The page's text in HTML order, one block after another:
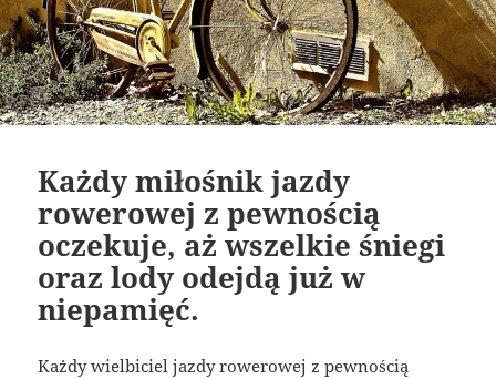
Każdy miłośnik jazdy
rowerowej z pewnością
oczekuje, aż wszelkie śniegi
oraz lody odejdą już w
niepamięć.
Każdy wielbiciel jazdy rowerowej z pewnością